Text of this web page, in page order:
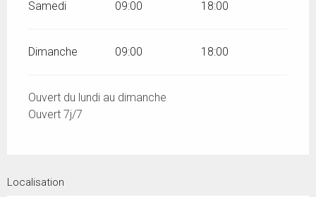
Samedi 09:00 18:00
Dimanche 09:00 18:00
Ouvert du lundi au dimanche
Ouvert 7j/7
Localisation